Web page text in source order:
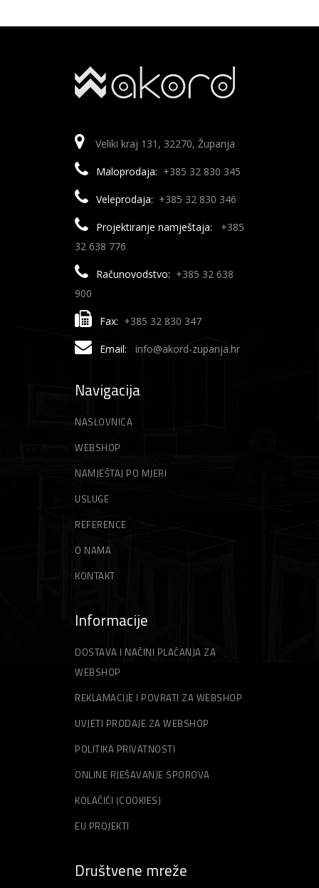
Veliki kraj 131, 32270, Županja
Maloprodaja: +385 32 830 345
Veleprodaja: +385 32 830 346
Projektiranje namještaja:
+385
32 638 776
Računovodstvo: +385 32 638
900
Fax: +385 32 830 347
Email: info@akord-zupanja.hr
Navigacija
NASLOVNICA
WEBSHOP
NAMJEŠTAJ PO MJERI
USLUGE
REFERENCE
O NAMA
KONTAKT
Informacije
DOSTAVA I NAČINI PLAĆANJA ZA
WEBSHOP
REKLAMACIJE I POVRATI ZA WEBSHOP
UVJETI PRODAJE ZA WEBSHOP
POLITIKA PRIVATNOSTI
ONLINE RJEŠAVANJE SPOROVA
KOLAČIĆI (COOKIES)
EU PROJEKTI
Društvene mreže